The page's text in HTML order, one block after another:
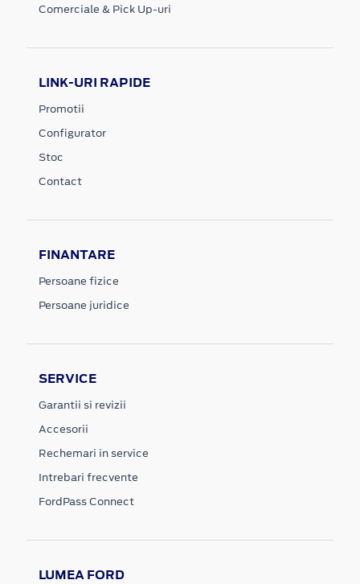
Comerciale & Pick Up-uri
LINK-URI RAPIDE
Promotii
Configurator
Stoc
Contact
FINANTARE
Persoane fizice
Persoane juridice
SERVICE
Garantii si revizii
Accesorii
Rechemari in service
Intrebari frecvente
FordPass Connect
LUMEA FORD